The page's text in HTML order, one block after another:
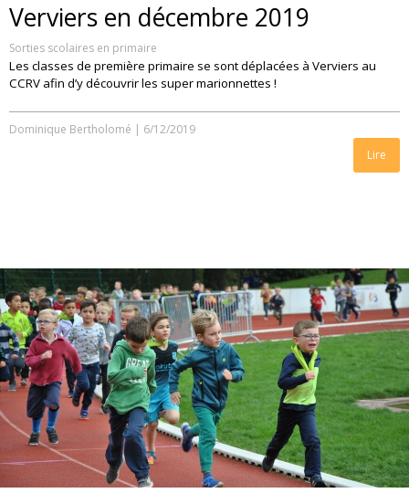
Verviers en décembre 2019
Sorties scolaires en primaire
Les classes de première primaire se sont déplacées à Verviers au
CCRV afin d’y découvrir les super marionnettes !
Dominique Bertholomé | 6/12/2019
Lire